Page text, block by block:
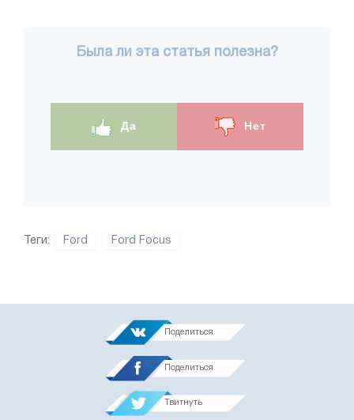
Была ли эта статья полезна?
Да Нет
Теги: Ford Ford Focus
Поделиться
Поделиться
Твитнуть